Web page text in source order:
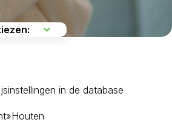
in de database
»Houten